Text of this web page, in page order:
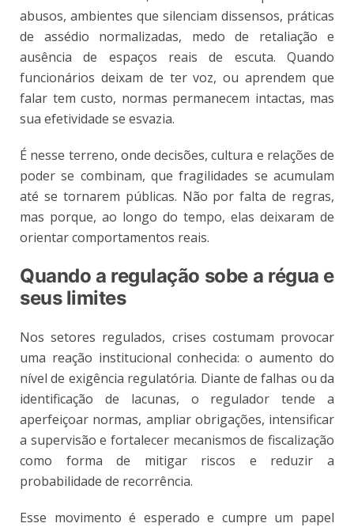
abusos, ambientes que silenciam dissensos, práticas
de assédio normalizadas, medo de retaliação e
ausência de espaços reais de escuta. Quando
funcionários deixam de ter voz, ou aprendem que
falar tem custo, normas permanecem intactas, mas
sua efetividade se esvazia.
É nesse terreno, onde decisões, cultura e relações de
poder se combinam, que fragilidades se acumulam
até se tornarem públicas. Não por falta de regras,
mas porque, ao longo do tempo, elas deixaram de
orientar comportamentos reais.
Quando a regulação sobe a régua e
seus limites
Nos setores regulados, crises costumam provocar
uma reação institucional conhecida: o aumento do
nível de exigência regulatória. Diante de falhas ou da
identificação de lacunas, o regulador tende a
aperfeiçoar normas, ampliar obrigações, intensificar
a supervisão e fortalecer mecanismos de fiscalização
como forma de mitigar riscos e reduzir a
probabilidade de recorrência.
Esse movimento é esperado e cumpre um papel